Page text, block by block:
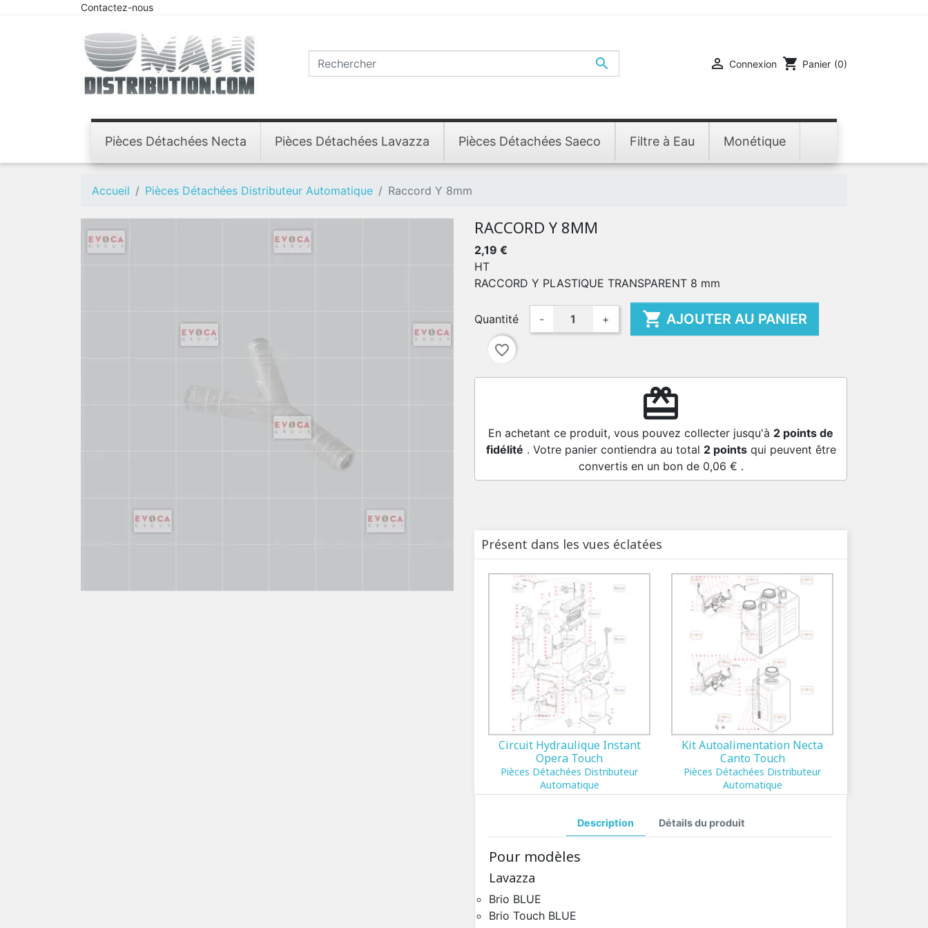
Contactez-nous
  Connexion shopping_cart Panier (0)
Pièces Détachées Necta Pièces Détachées Lavazza Pièces Détachées Saeco Filtre à Eau Monétique
Accueil Pièces Détachées Distributeur Automatique Raccord Y 8mm
RACCORD Y 8MM
2,19 €
HT
RACCORD Y PLASTIQUE TRANSPARENT 8 mm
Quantité - +  AJOUTER AU PANIER
favorite_border
redeem
En achetant ce produit, vous pouvez collecter jusqu'à 2 points de
fidélité . Votre panier contiendra au total 2pointsqui peuvent être
convertis en un bon de 0,06 € .
Présent dans les vues éclatées
Circuit Hydraulique Instant
Opera Touch
Pièces Détachées Distributeur
Automatique
Kit Autoalimentation Necta
Canto Touch
Pièces Détachées Distributeur
Automatique
Description Détails du produit
Pour modèles
Lavazza
Brio BLUE
Brio Touch BLUE